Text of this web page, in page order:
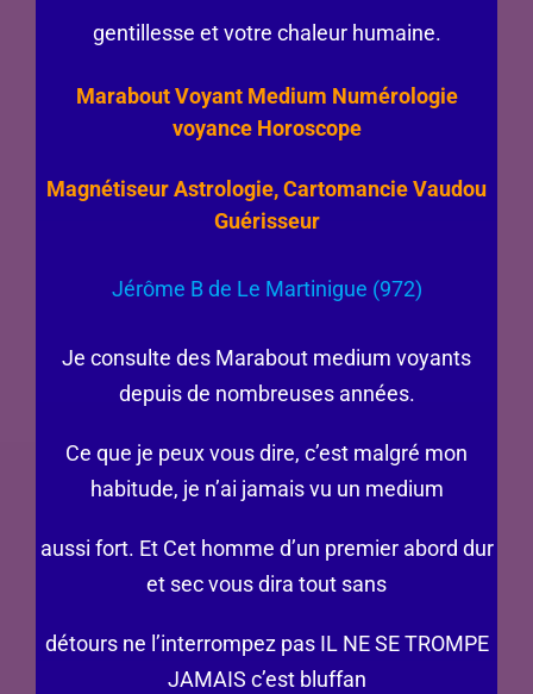
gentillesse et votre chaleur humaine.
Marabout Voyant Medium Numérologie
voyance Horoscope
Magnétiseur Astrologie, Cartomancie Vaudou
Guérisseur
Jérôme B de Le Martinigue (972)
Je consulte des Marabout medium voyants
depuis de nombreuses années.
Ce que je peux vous dire, c’est malgré mon
habitude, je n’ai jamais vu un medium
aussi fort. Et Cet homme d’un premier abord dur
et sec vous dira tout sans
détours ne l’interrompez pas IL NE SE TROMPE
JAMAIS c’est bluffan